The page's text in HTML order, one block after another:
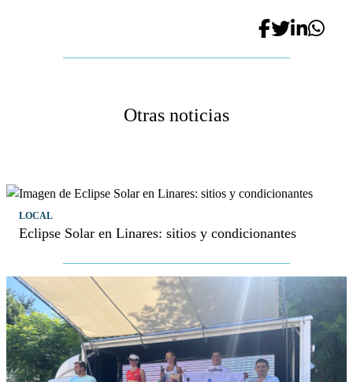
Otras noticias
LOCAL
Eclipse Solar en Linares: sitios y condicionantes